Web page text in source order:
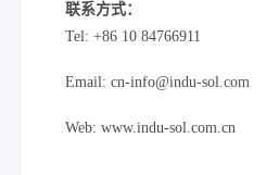
联系方式：
Tel: +86 10 84766911
Email: cn-info@indu-sol.com
Web: www.indu-sol.com.cn